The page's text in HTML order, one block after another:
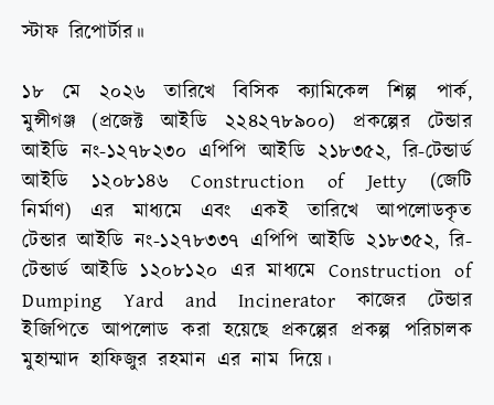
স্টাফ রিপোর্টার॥
১৮ মে ২০২৬ তারিখে বিসিক ক্যামিকেল শিল্প পার্ক,
মুন্সীগঞ্জ (প্রজেক্ট আইডি ২২৪২৭৮৯০০) প্রকল্পের টেন্ডার
আইডি নং-১২৭৮২৩০ এপিপি আইডি ২১৮৩৫২, রি-টেন্ডার্ড
আইডি ১২০৮১৪৬ Construction of Jetty (জেটি
নির্মাণ) এর মাধ্যমে এবং একই তারিখে আপলোডকৃত
টেন্ডার আইডি নং-১২৭৮৩৩৭ এপিপি আইডি ২১৮৩৫২, রি-
টেন্ডার্ড আইডি ১২০৮১২০ এর মাধ্যমে Construction of
Dumping Yard and Incinerator কাজের টেন্ডার
ইজিপিতে আপলোড করা হয়েছে প্রকল্পের প্রকল্প পরিচালক
মুহাম্মাদ হাফিজুর রহমান এর নাম দিয়ে।